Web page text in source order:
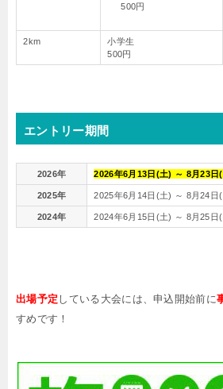
500円
2km
小学生
500円
エントリー期間
2026年 2026年6月 13日(土) ～ 8月23日
2025年 2025年6月14日(土) ～ 8月24日
2024年 2024年6月15日(土) ～ 8月25日
出場予定 している大会には、申込開始前に
すめです！